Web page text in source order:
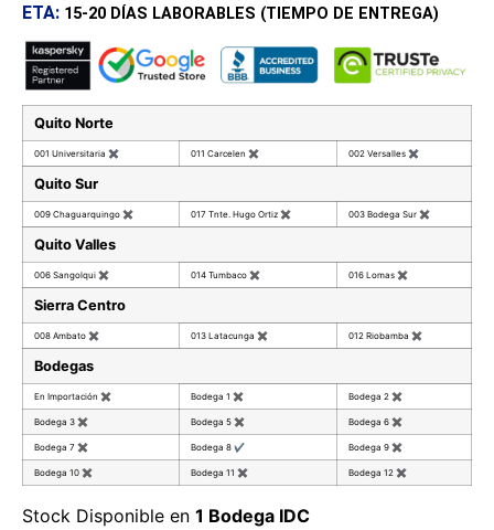
ETA: 15-20 DÍAS LABORABLES (TIEMPO DE ENTREGA)
Quito Norte
001 Universitaria ✖ 011 Carcelen ✖ 002 Versalles ✖
Quito Sur
009 Chaguarquingo ✖ 017 Tnte. Hugo Ortiz ✖ 003 Bodega Sur ✖
Quito Valles
006 Sangolqui ✖ 014 Tumbaco ✖ 016 Lomas ✖
Sierra Centro
008 Ambato ✖ 013 Latacunga ✖ 012 Riobamba ✖
Bodegas
En Importación ✖ Bodega 1 ✖ Bodega 2 ✖
Bodega 3 ✖ Bodega 5 ✖ Bodega 6 ✖
Bodega 7 ✖ Bodega 8 ✔ Bodega 9 ✖
Bodega 10 ✖ Bodega 11 ✖ Bodega 12 ✖
Stock Disponible en 1 Bodega IDC